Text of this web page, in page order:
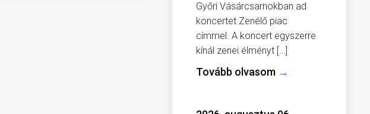
Győri Vásárcsarnokban ad
koncertet Zenélő piac
címmel. A koncert egyszerre
kínál zenei élményt […]
Tovább olvasom →